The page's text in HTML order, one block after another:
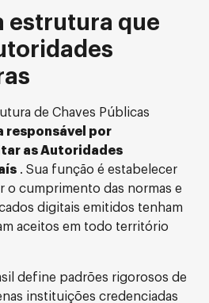
estrutura que
de Chaves Públicas
responsável por
as Autoridades
. Sua função é estabelecer
o cumprimento das normas e
digitais emitidos tenham
aceitos em todo território
define padrões rigorosos de
instituições credenciadas